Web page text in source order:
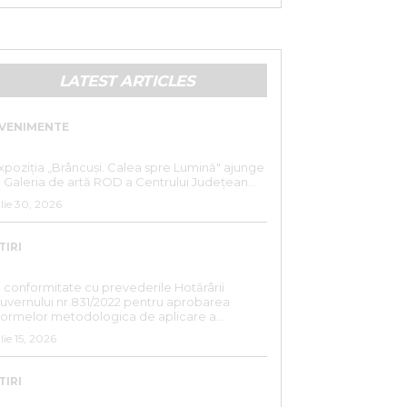
LATEST ARTICLES
„Brâncuși. Calea spre Lumină" ajunge
Galeria de artă ROD a Centrului Județean...
30, 2026
conformitate cu prevederile Hotărârii
nr.831/2022 pentru aprobarea
metodologica de aplicare a...
15, 2026